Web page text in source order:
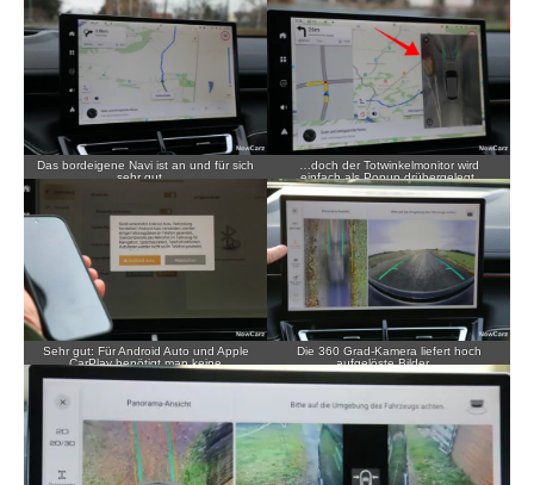
Das bordeigene Navi ist an und für sich
sehr gut…
…doch der Totwinkelmonitor wird
einfach als Popup drübergelegt,
wodurch die Kartendarstellung einfriert
und abgedeckt wird.
Sehr gut: Für Android Auto und Apple
CarPlay benötigt man keine
Die 360 Grad-Kamera liefert hoch
aufgelöste Bilder…